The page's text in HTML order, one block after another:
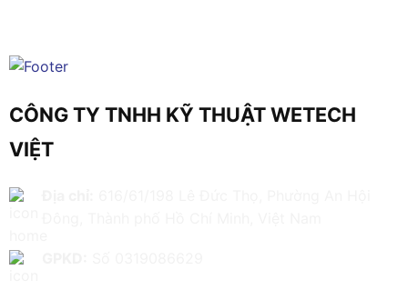
CÔNG TY TNHH KỸ THUẬT WETECH
VIỆT